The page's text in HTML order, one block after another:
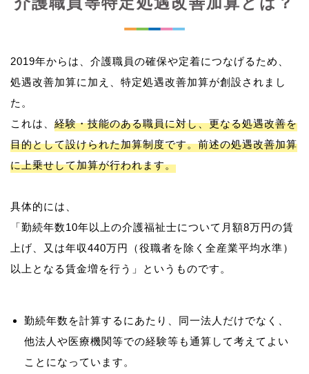
2019年からは、介護職員の確保や定着につなげるため、
処遇改善加算に加え、特定処遇改善加算が創設されまし
た。
これは、 経験・技能のある職員に対し、更なる処遇改善を
目的として設けられた加算制度です。前述の処遇改善加算
に上乗せして加算が行われます。
具体的には、
「勤続年数10年以上の介護福祉士について月額8万円の賃
上げ、又は年収440万円（役職者を除く全産業平均水準）
勤続年数を計算するにあたり、同一法人だけでなく、
他法人や医療機関等での経験等も通算して考えてよい
ことになっています。